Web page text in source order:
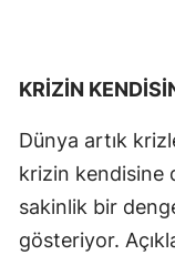
KRİZİN
Dünya artık
krizin kendisine
sakinlik bir
gösteriyor.